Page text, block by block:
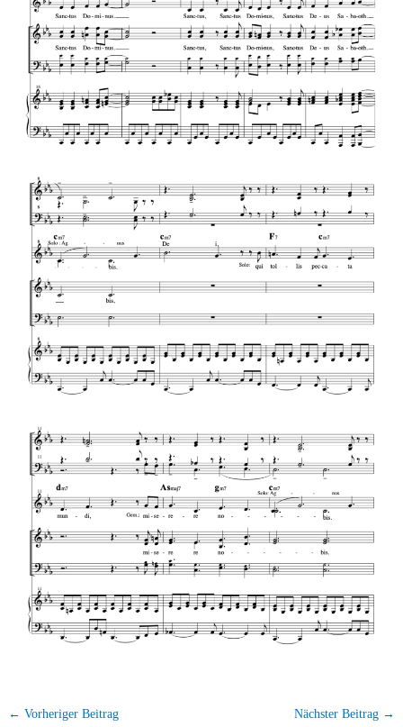
← Vorheriger Beitrag Nächster Beitrag →